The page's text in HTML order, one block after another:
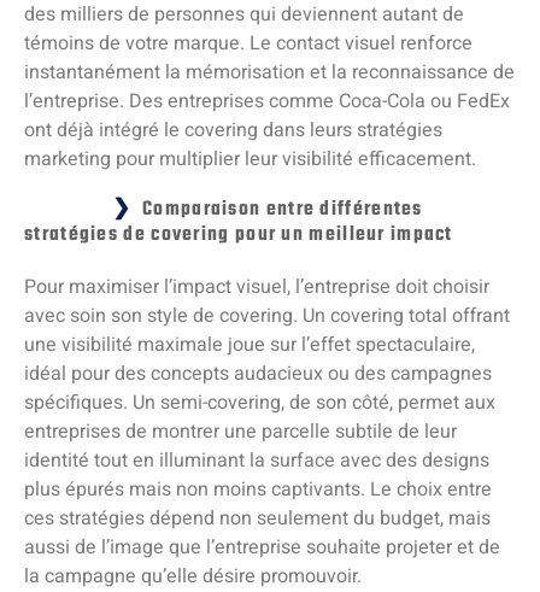
des milliers de personnes qui deviennent autant de
témoins de votre marque. Le contact visuel renforce
instantanément la mémorisation et la reconnaissance de
l’entreprise. Des entreprises comme Coca-Cola ou FedEx
ont déjà intégré le covering dans leurs stratégies
marketing pour multiplier leur visibilité efficacement.
Comparaison entre différentes
stratégies de covering pour un meilleur impact
Pour maximiser l’impact visuel, l’entreprise doit choisir
avec soin son style de covering. Un covering total offrant
une visibilité maximale joue sur l’effet spectaculaire,
idéal pour des concepts audacieux ou des campagnes
spécifiques. Un semi-covering, de son côté, permet aux
entreprises de montrer une parcelle subtile de leur
identité tout en illuminant la surface avec des designs
plus épurés mais non moins captivants. Le choix entre
ces stratégies dépend non seulement du budget, mais
aussi de l’image que l’entreprise souhaite projeter et de
la campagne qu’elle désire promouvoir.